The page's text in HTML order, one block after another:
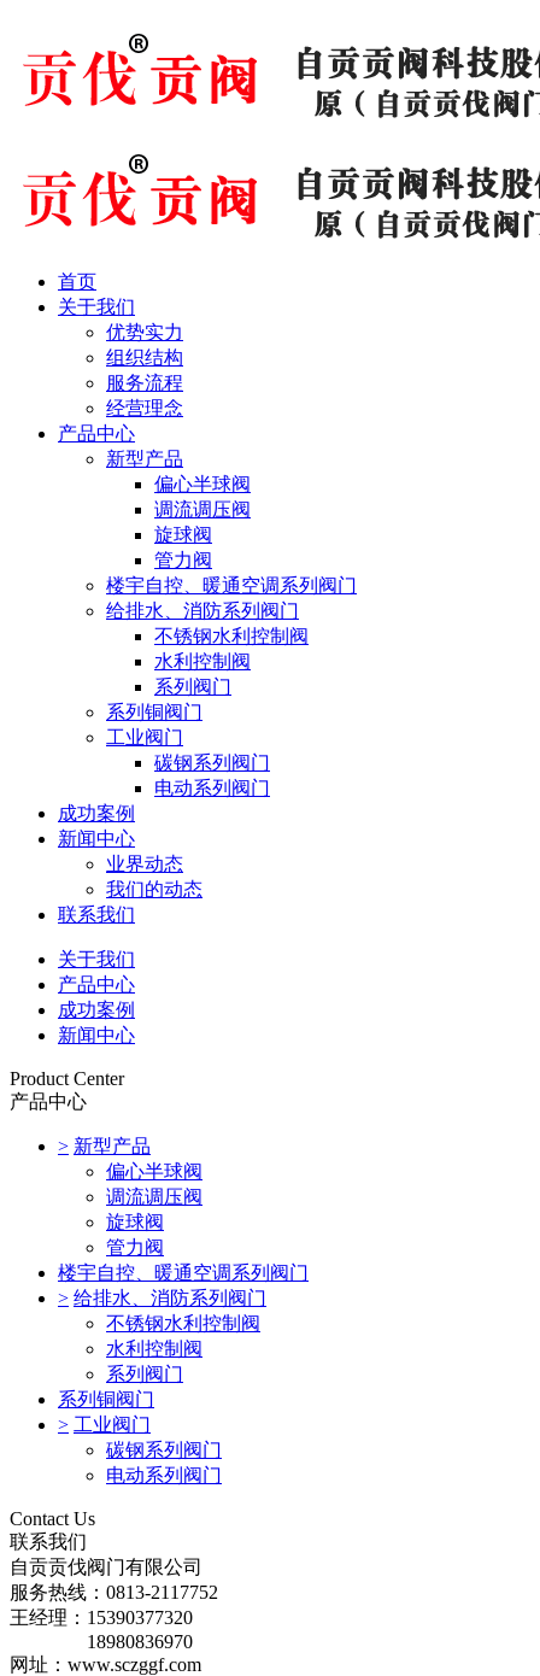
首页
关于我们
优势实力
组织结构
服务流程
经营理念
产品中心
新型产品
偏心半球阀
调流调压阀
旋球阀
管力阀
楼宇自控、暖通空调系列阀门
给排水、消防系列阀门
不锈钢水利控制阀
水利控制阀
系列阀门
系列铜阀门
工业阀门
碳钢系列阀门
电动系列阀门
成功案例
新闻中心
业界动态
我们的动态
联系我们
关于我们
产品中心
成功案例
新闻中心
Product Center
产品中心
> 新型产品
偏心半球阀
调流调压阀
旋球阀
管力阀
楼宇自控、暖通空调系列阀门
> 给排水、消防系列阀门
不锈钢水利控制阀
水利控制阀
系列阀门
系列铜阀门
> 工业阀门
碳钢系列阀门
电动系列阀门
Contact Us
联系我们
自贡贡伐阀门有限公司
服务热线：0813-2117752
王经理：15390377320
18980836970
网址：www.sczggf.com